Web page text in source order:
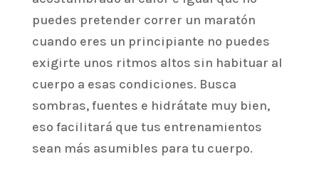
puedes pretender correr un maratón
cuando eres un principiante no puedes
exigirte unos ritmos altos sin habituar al
cuerpo a esas condiciones. Busca
sombras, fuentes e hidrátate muy bien,
eso facilitará que tus entrenamientos
sean más asumibles para tu cuerpo.